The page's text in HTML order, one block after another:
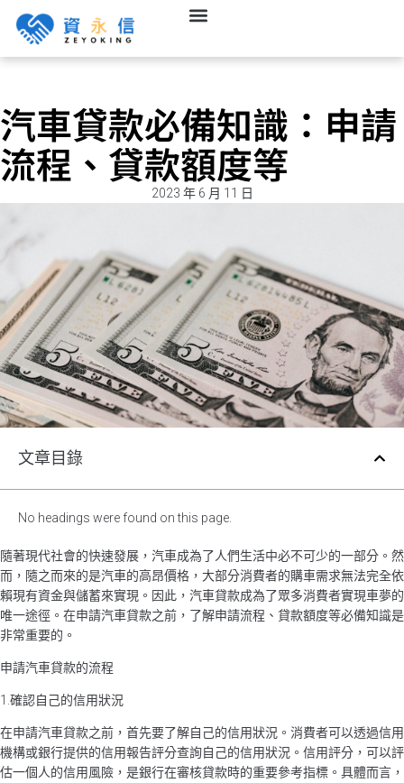
汽車貸款必備知識：申請
流程、貸款額度等
2023 年 6 月 11 日
文章目錄
No headings were found on this page.
隨著現代社會的快速發展，汽車成為了人們生活中必不可少的一部分。然
而，隨之而來的是汽車的高昂價格，大部分消費者的購車需求無法完全依
賴現有資金與儲蓄來實現。因此，汽車貸款成為了眾多消費者實現車夢的
唯一途徑。在申請汽車貸款之前，了解申請流程、貸款額度等必備知識是
非常重要的。
申請汽車貸款的流程
1.確認自己的信用狀況
在申請汽車貸款之前，首先要了解自己的信用狀況。消費者可以透過信用
機構或銀行提供的信用報告評分查詢自己的信用狀況。信用評分，可以評
估一個人的信用風險，是銀行在審核貸款時的重要參考指標。具體而言，